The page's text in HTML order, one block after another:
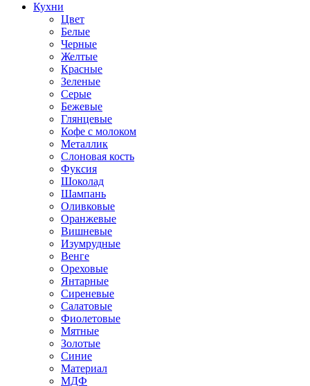
Кухни
Цвет
Белые
Черные
Желтые
Красные
Зеленые
Серые
Бежевые
Глянцевые
Кофе с молоком
Металлик
Слоновая кость
Фуксия
Шоколад
Шампань
Оливковые
Оранжевые
Вишневые
Изумрудные
Венге
Ореховые
Янтарные
Сиреневые
Салатовые
Фиолетовые
Мятные
Золотые
Синие
Материал
МДФ